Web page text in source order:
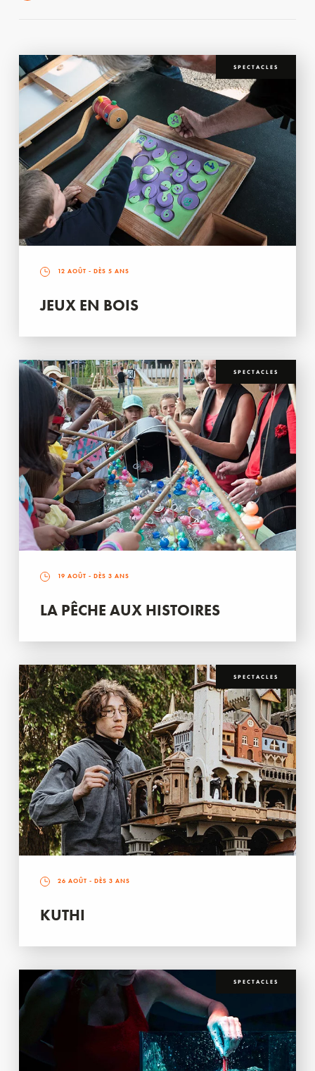
SPECTACLES
12 AOÛT - DÈS 5 ANS
JEUX EN BOIS
SPECTACLES
19 AOÛT - DÈS 3 ANS
LA PÊCHE AUX HISTOIRES
SPECTACLES
26 AOÛT - DÈS 3 ANS
KUTHI
SPECTACLES